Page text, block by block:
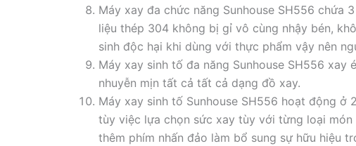
Máy xay đa chức năng Sunhouse SH556
liệu thép 304 không bị gỉ vô cùng nhậy bén,
sinh độc hại khi dùng với thực phẩm vậy nên
Máy xay sinh tố đa năng Sunhouse SH556
nhuyễn mịn tất cả tất cả dạng đồ xay.
Máy xay sinh tố Sunhouse SH556 hoạt động
tùy việc lựa chọn sức xay tùy với từng loại
thêm phím nhấn đảo làm bổ sung sự hữu hiệu